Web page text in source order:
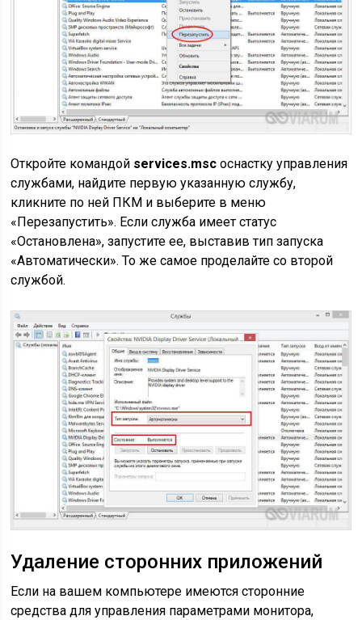
Откройте командой services.msc оснастку управления
службами, найдите первую указанную службу,
кликните по ней ПКМ и выберите в меню
«Перезапустить». Если служба имеет статус
«Остановлена», запустите ее, выставив тип запуска
«Автоматически». То же самое проделайте со второй
службой.
Удаление сторонних приложений
Если на вашем компьютере имеются сторонние
средства для управления параметрами монитора,